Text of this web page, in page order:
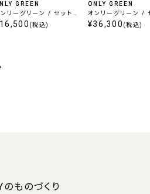
GREEN
ンリーグリーン / セット
ップパンツ ネイビー
(税込)
ONLY GREEN
オンリーグリーン /
アップジャケット ネ
¥36,300 (税込)
のものづくり